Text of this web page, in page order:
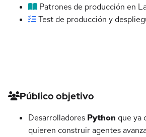
Patrones de producción en
Test de producción y
Detalles del curso
Público objetivo
Desarrolladores Python que ya
quieren construir agentes